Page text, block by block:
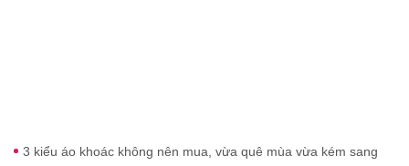
3 kiểu áo khoác không nên mua, vừa quê mùa vừa kém sang